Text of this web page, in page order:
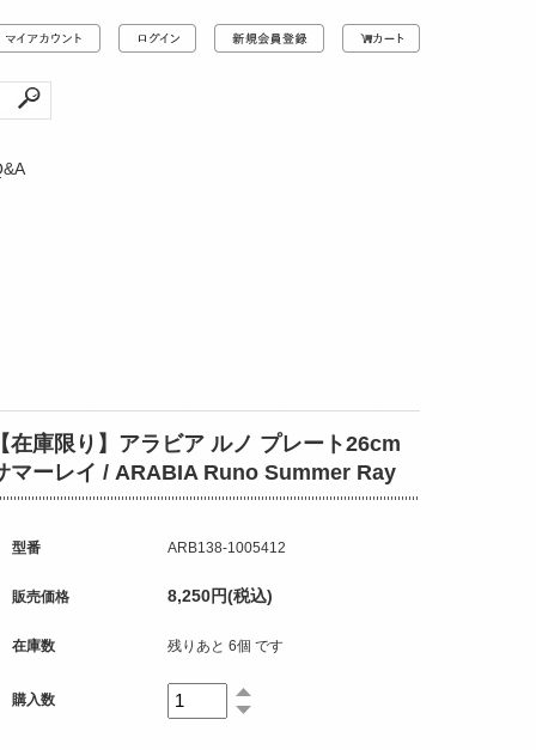
在庫限り】アラビア ルノ プレート26cm
マーレイ / ARABIA Runo Summer Ray
型番 ARB138-1005412
販売価格 8,250円(税込)
在庫数 残りあと 6個 です
購入数